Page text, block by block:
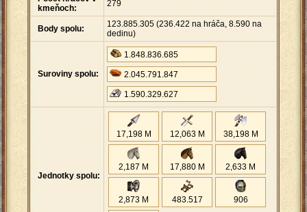
kmeňoch:
279
Body spolu: 123.885.305 (236.422 na hráča, 8.590 na
dedinu)
Suroviny spolu:
1.848.836.685
2.045.791.847
1.590.329.627
Jednotky spolu:
17,198 M 12,063 M 38,198 M
2,187 M 17,880 M 2,633 M
2,873 M 483.517 906